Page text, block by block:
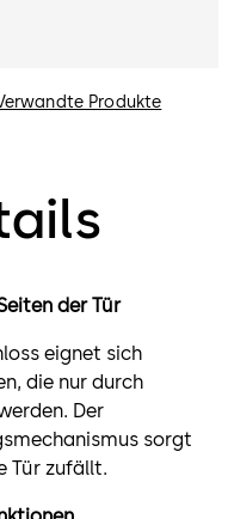
Produkte
der Tür
eignet sich
die nur durch
Der
sorgt
Tür zufällt.